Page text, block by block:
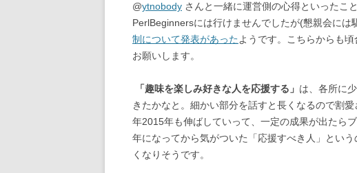
@ytnobody さんと一緒に運営側の心得といったこ
PerlBeginnersには行けませんでしたが(懇親会には
制について発表があったようです。こちらからも
お願いします。
「趣味を楽しみ好きな人を応援する」 は、各所に
きたかなと。細かい部分を話すと長くなるので割
年2015年も伸ばしていって、一定の成果が出たら
年になってから気がついた「応援すべき人」とい
くなりそうです。